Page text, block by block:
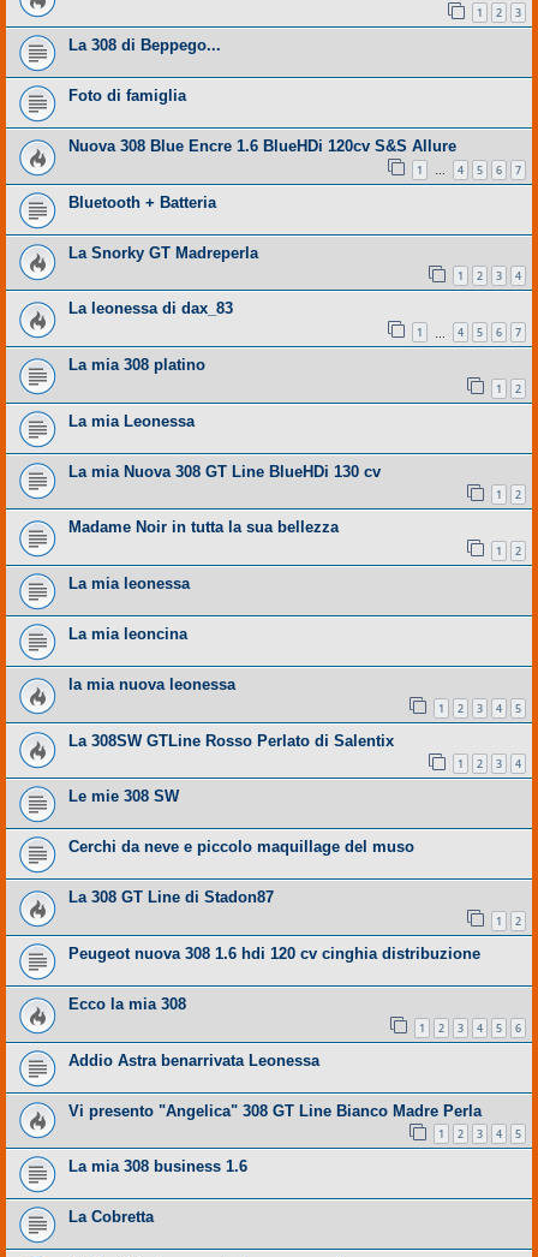
1 2 3
La 308 di Beppego...
Foto di famiglia
Nuova 308 Blue Encre 1.6 BlueHDi 120cv S&S Allure
1 … 4 5 6 7
Bluetooth + Batteria
La Snorky GT Madreperla
1 2 3 4
La leonessa di dax_83
1 4 5 6 7
La mia 308 platino
1 2
La mia Leonessa
La mia Nuova 308 GT Line BlueHDi 130 cv
1 2
Madame Noir in tutta la sua bellezza
1 2
La mia leonessa
La mia leoncina
la mia nuova leonessa
1 2 3 4 5
La 308SW GTLine Rosso Perlato di Salentix
1 2 3 4
Le mie 308 SW
Cerchi da neve e piccolo maquillage del muso
La 308 GT Line di Stadon87
1 2
Peugeot nuova 308 1.6 hdi 120 cv cinghia distribuzione
Ecco la mia 308
1 2 3 4 5 6
Addio Astra benarrivata Leonessa
Vi presento "Angelica" 308 GT Line Bianco Madre Perla
1 2 3 4 5
La mia 308 business 1.6
La Cobretta